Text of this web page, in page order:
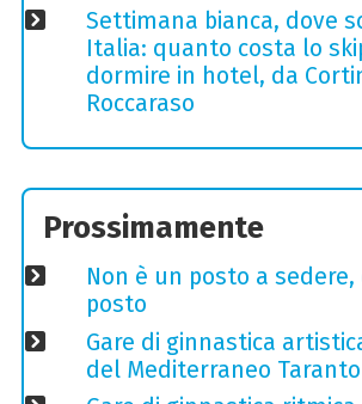
Settimana bianca, dove
Italia: quanto costa lo
dormire in hotel, da
Roccaraso
Prossimamente
Non è un posto a
posto
Gare di ginnastica
del Mediterraneo Taranto